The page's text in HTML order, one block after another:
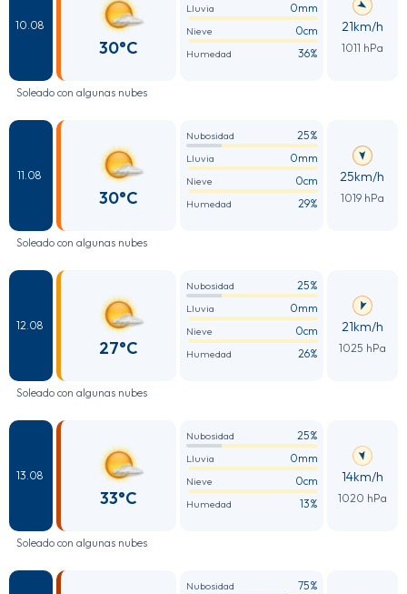
10.08
30°C
Lluvia 0mm
Nieve 0cm
Humedad 36%
21km/h
1011 hPa
Soleado con algunas nubes
11.08
30°C
Nubosidad 25%
Lluvia 0mm
Nieve 0cm
Humedad 29%
25km/h
1019 hPa
Soleado con algunas nubes
12.08
27°C
Nubosidad 25%
Lluvia 0mm
Nieve 0cm
Humedad 26%
21km/h
1025 hPa
Soleado con algunas nubes
13.08
33°C
Nubosidad 25%
Lluvia 0mm
Nieve 0cm
Humedad 13%
14km/h
1020 hPa
Soleado con algunas nubes
Nubosidad 75%